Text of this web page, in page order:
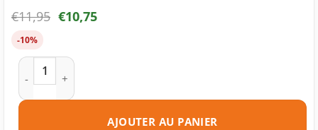
€11,95 €10,75
-10%
quantité de Cartouche d'encre compatible Canon CLI-581C
AJOUTER AU PANIER